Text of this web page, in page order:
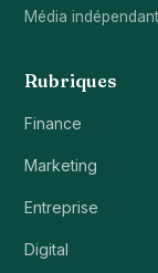
Média
Rubriques
Finance
Marketing
Entreprise
Digital